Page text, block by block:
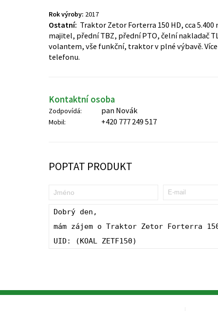
Rok výroby: 2017
Ostatní: Traktor Zetor Forterra 150 HD, cca
majitel, přední TBZ, přední PTO, čelní nakladač
volantem, vše funkční, traktor v plné výbavě.
telefonu.
Kontaktní osoba
Zodpovídá: pan Novák
Mobil: +420 777 249 517
POPTAT PRODUKT